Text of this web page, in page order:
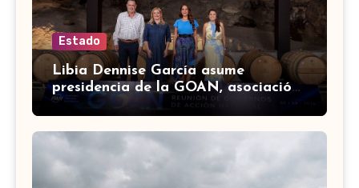
Estado
Libia Dennise García asume
presidencia de la GOAN, asociación
de gobernadores de Acción